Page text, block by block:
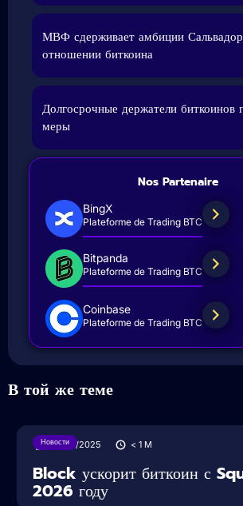
МВФ сдерживает амбиции
отношении биткоина
Долгосрочные держатели биткоинов
меры
Nos Partenaire
BingX
Plateforme de Trading BTC
Bitpanda
Plateforme de Trading BTC
Coinbase
Plateforme de Trading BTC
В той же теме
Новости
28/05/2025 < 1 M
Block ускорит биткоин с
2026 году